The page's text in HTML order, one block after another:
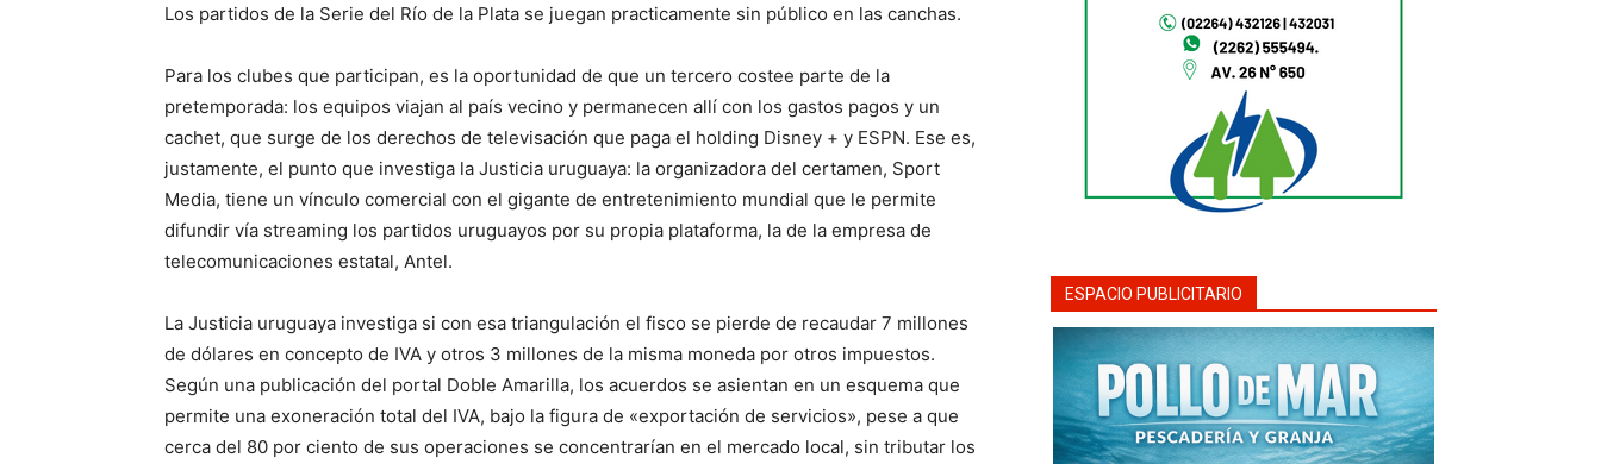
Los partidos de la Serie del Río de la Plata se juegan practicamente sin público en las canchas.
Para los clubes que participan, es la oportunidad de que un tercero costee parte de la
pretemporada: los equipos viajan al país vecino y permanecen allí con los gastos pagos y un
cachet, que surge de los derechos de televisación que paga el holding Disney + y ESPN. Ese es,
justamente, el punto que investiga la Justicia uruguaya: la organizadora del certamen, Sport
Media, tiene un vínculo comercial con el gigante de entretenimiento mundial que le permite
difundir vía streaming los partidos uruguayos por su propia plataforma, la de la empresa de
telecomunicaciones estatal, Antel.
La Justicia uruguaya investiga si con esa triangulación el fisco se pierde de recaudar 7 millones
de dólares en concepto de IVA y otros 3 millones de la misma moneda por otros impuestos.
Según una publicación del portal Doble Amarilla, los acuerdos se asientan en un esquema que
permite una exoneración total del IVA, bajo la figura de «exportación de servicios», pese a que
cerca del 80 por ciento de sus operaciones se concentrarían en el mercado local, sin tributar los
ESPACIO PUBLICITARIO